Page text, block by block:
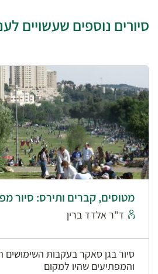
סיורים נוספים שעשויים
מטוסים, קברים ותירס: סיור
ד"ר אלדד ברין
סיור בגן סאקר בעקבות השימושים
והמפתיעים שהיו למקום